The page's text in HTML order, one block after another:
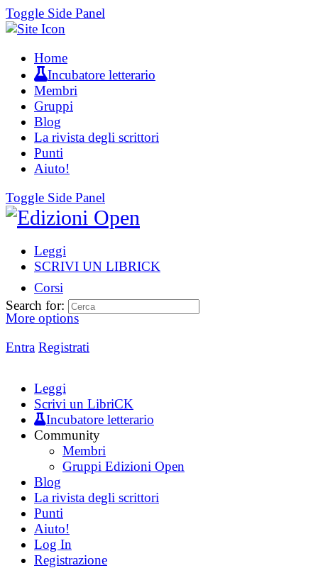
Toggle Side Panel
Home
Incubatore letterario
Membri
Gruppi
Blog
La rivista degli scrittori
Punti
Aiuto!
Toggle Side Panel
Leggi
SCRIVI UN LIBRICK
Corsi
More options
Entra Registrati
Search for:
Leggi
Scrivi un LibriCK
Incubatore letterario
Community
Membri
Gruppi Edizioni Open
Blog
La rivista degli scrittori
Punti
Aiuto!
Log In
Registrazione